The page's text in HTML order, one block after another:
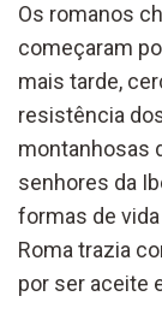
Os romanos
começaram
mais tarde,
resistência
montanhosas
senhores da
formas de
Roma trazia
por ser aceite